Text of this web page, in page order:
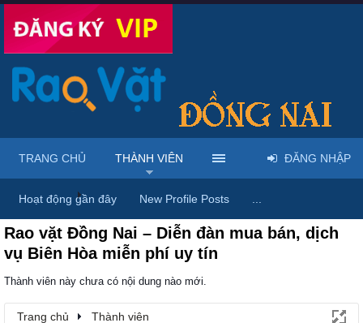
Trang chủ Thành viên
Rao vặt Đồng Nai – Diễn đàn mua bán, dịch
vụ Biên Hòa miễn phí uy tín
Thành viên này chưa có nội dung nào mới.
Trang chủ Thành viên
TRANG CHỦ THÀNH VIÊN
Hoạt động gần đây New Profile Posts
ĐĂNG NHẬP